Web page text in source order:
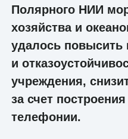
Полярного НИИ
хозяйства и
удалось повысить
и
учреждения,
за счет
телефонии.